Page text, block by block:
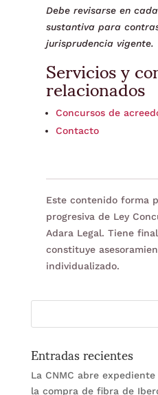
Debe revisarse en
sustantiva para
jurisprudencia vigente.
Servicios y
relacionados
Concursos de
Contacto
Este contenido forma
progresiva de Ley
Adara Legal. Tiene
constituye
individualizado.
Entradas recientes
La CNMC abre
la compra de fibra de